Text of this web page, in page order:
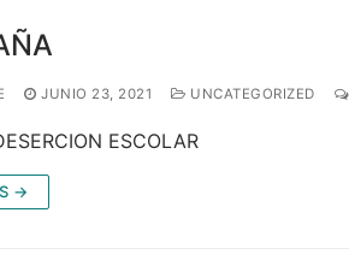
JUNIO 23, 2021 UNCATEGORIZED
ESCOLAR
→